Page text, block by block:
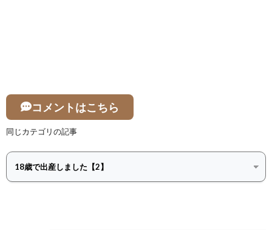
コメントはこちら
同じカテゴリの記事